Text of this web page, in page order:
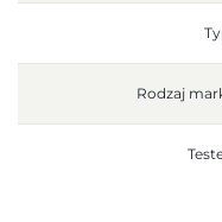
Rodzaj